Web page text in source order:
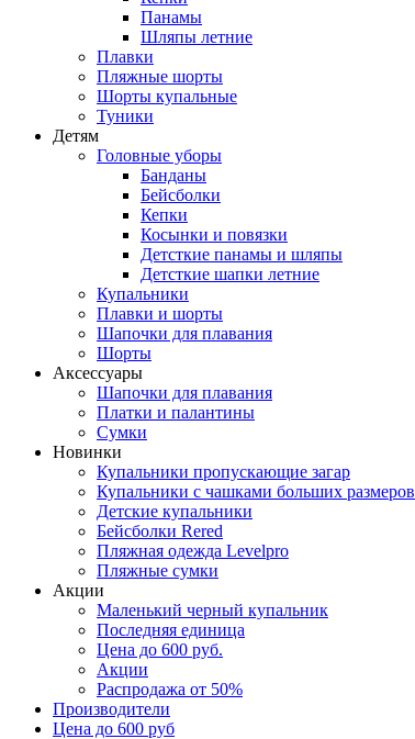
Панамы
Шляпы летние
Плавки
Пляжные шорты
Шорты купальные
Туники
Детям
Головные уборы
Банданы
Бейсболки
Кепки
Косынки и повязки
Детсткие панамы и шляпы
Детсткие шапки летние
Купальники
Плавки и шорты
Шапочки для плавания
Шорты
Аксессуары
Шапочки для плавания
Платки и палантины
Сумки
Новинки
Купальники пропускающие загар
Купальники с чашками больших размеров
Детские купальники
Бейсболки Rered
Пляжная одежда Levelpro
Пляжные сумки
Акции
Маленький черный купальник
Последняя единица
Цена до 600 руб.
Акции
Распродажа от 50%
Производители
Цена до 600 руб